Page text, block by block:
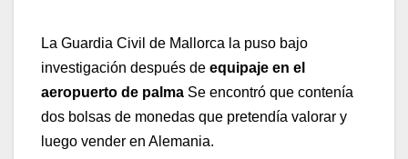
La Guardia Civil de Mallorca la puso bajo
investigación después de equipaje en el
aeropuerto de palma Se encontró que contenía
dos bolsas de monedas que pretendía valorar y
luego vender en Alemania.